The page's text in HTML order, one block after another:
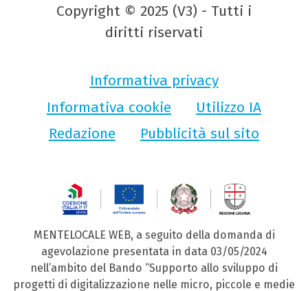
Copyright © 2025 (V3) - Tutti i
diritti riservati
Informativa privacy
Informativa cookie
Utilizzo IA
Redazione
Pubblicità sul sito
MENTELOCALE WEB, a seguito della domanda di
agevolazione presentata in data 03/05/2024
nell’ambito del Bando “Supporto allo sviluppo di
progetti di digitalizzazione nelle micro, piccole e medie